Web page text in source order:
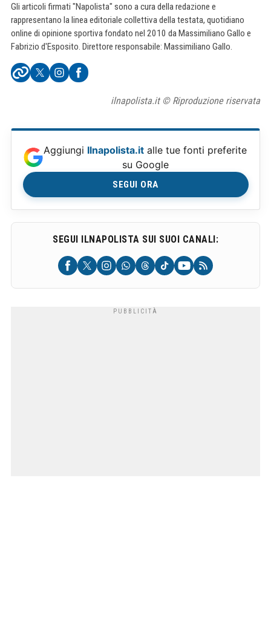
Gli articoli firmati "Napolista" sono a cura della redazione e
rappresentano la linea editoriale collettiva della testata, quotidiano
online di opinione sportiva fondato nel 2010 da Massimiliano Gallo e
Fabrizio d'Esposito. Direttore responsabile: Massimiliano Gallo.
ilnapolista.it © Riproduzione riservata
Aggiungi Ilnapolista.it alle tue fonti preferite
su Google
SEGUI ORA
SEGUI ILNAPOLISTA SUI SUOI CANALI: